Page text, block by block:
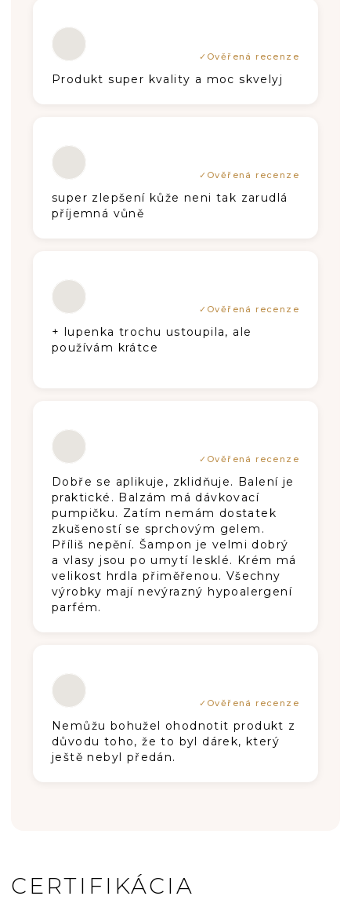
Produkt super kvality a moc skvelyj
super zlepšení kůže neni tak zarudlá
příjemná vůně
+ lupenka trochu ustoupila, ale
používám krátce
Dobře se aplikuje, zklidňuje. Balení je
praktické. Balzám má dávkovací
pumpičku. Zatím nemám dostatek
zkušeností se sprchovým gelem.
Příliš nepění. Šampon je velmi dobrý
a vlasy jsou po umytí lesklé. Krém má
velikost hrdla přiměřenou. Všechny
výrobky mají nevýrazný hypoalergení
parfém.
Nemůžu bohužel ohodnotit produkt z
důvodu toho, že to byl dárek, který
ještě nebyl předán.
CERTIFIKÁCIA